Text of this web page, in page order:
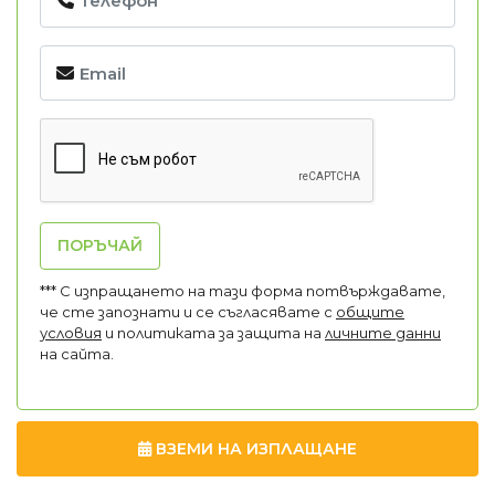
ПОРЪЧАЙ
*** С изпращането на тази форма потвърждавате,
че сте запознати и се съгласявате с общите
условия и политиката за защита на личните данни
на сайта.
ВЗЕМИ НА ИЗПЛАЩАНЕ